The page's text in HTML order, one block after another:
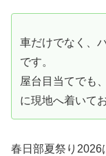
車だけでなく、
です。
屋台目当てでも
に現地へ着いて
春日部夏祭り2026